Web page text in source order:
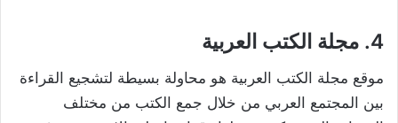
4. مجلة الكتب العربية
موقع مجلة الكتب العربية هو محاولة بسيطة لتشجيع القراءة
بين المجتمع العربي من خلال جمع الكتب من مختلف